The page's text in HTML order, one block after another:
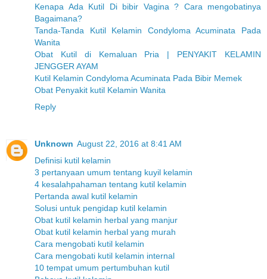
Kenapa Ada Kutil Di bibir Vagina ? Cara mengobatinya
Bagaimana?
Tanda-Tanda Kutil Kelamin Condyloma Acuminata Pada
Wanita
Obat Kutil di Kemaluan Pria | PENYAKIT KELAMIN
JENGGER AYAM
Kutil Kelamin Condyloma Acuminata Pada Bibir Memek
Obat Penyakit kutil Kelamin Wanita
Reply
Unknown August 22, 2016 at 8:41 AM
Definisi kutil kelamin
3 pertanyaan umum tentang kuyil kelamin
4 kesalahpahaman tentang kutil kelamin
Pertanda awal kutil kelamin
Solusi untuk pengidap kutil kelamin
Obat kutil kelamin herbal yang manjur
Obat kutil kelamin herbal yang murah
Cara mengobati kutil kelamin
Cara mengobati kutil kelamin internal
10 tempat umum pertumbuhan kutil